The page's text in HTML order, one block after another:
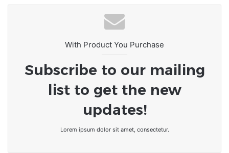
With Product You Purchase
Subscribe to our mailing
list to get the new
updates!
Lorem ipsum dolor sit amet, consectetur.